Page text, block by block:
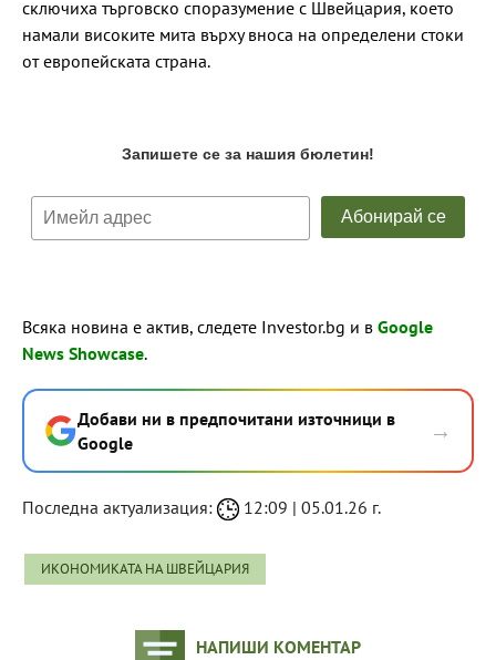
сключиха търговско споразумение с Швейцария, което
намали високите мита върху вноса на определени стоки
от европейската страна.
Всяка новина е актив, следете Investor.bg и в Google
News Showcase.
Добави ни в предпочитани източници в
Google
→
Последна актуализация: 12:09 | 05.01.26 г.
ИКОНОМИКАТА НА ШВЕЙЦАРИЯ
НАПИШИ КОМЕНТАР